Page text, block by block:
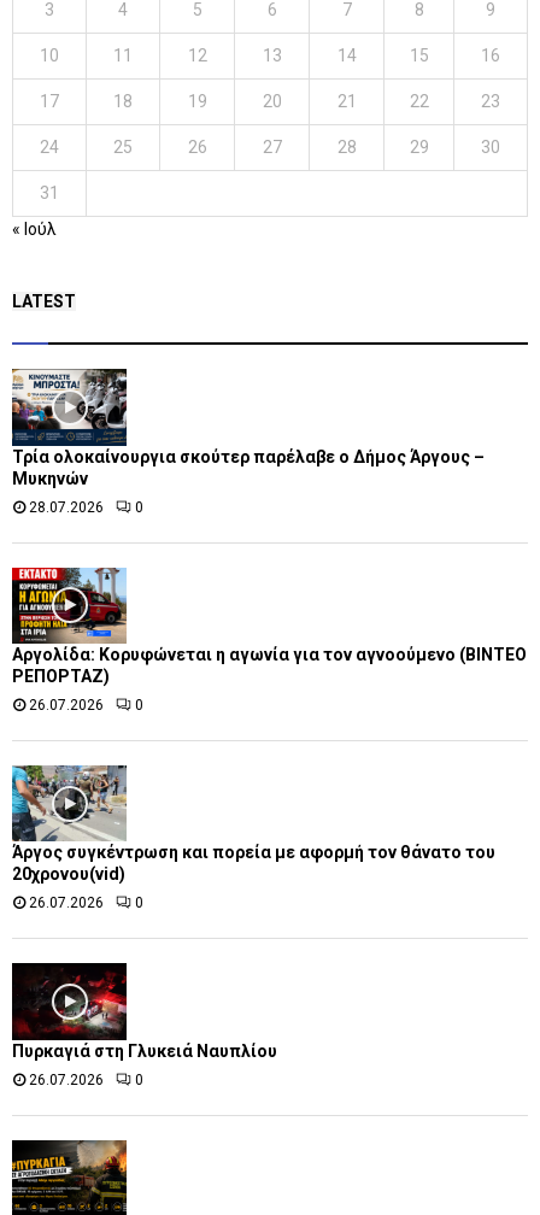
3 4 5 6 7 8 9
10 11 12 13 14 15 16
17 18 19 20 21 22 23
24 25 26 27 28 29 30
31
« Ιούλ
LATEST
Τρία ολοκαίνουργια σκούτερ παρέλαβε o Δήμος Άργους –
Μυκηνών
28.07.2026 0
Αργολίδα: Κορυφώνεται η αγωνία για τον αγνοούμενο (ΒΙΝΤΕΟ
ΡΕΠΟΡΤΑΖ)
26.07.2026 0
Άργος συγκέντρωση και πορεία με αφορμή τον θάνατο του
20χρονου(vid)
26.07.2026 0
Πυρκαγιά στη Γλυκειά Ναυπλίου
26.07.2026 0